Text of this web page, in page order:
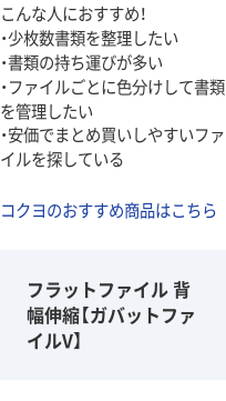
こんな人におすすめ！
・少枚数書類を整理したい
・書類の持ち運びが多い
・ファイルごとに色分けして書類
を管理したい
・安価でまとめ買いしやすいファ
イルを探している
コクヨのおすすめ商品はこちら
フラットファイル 背
幅伸縮【ガバットファ
イルV】